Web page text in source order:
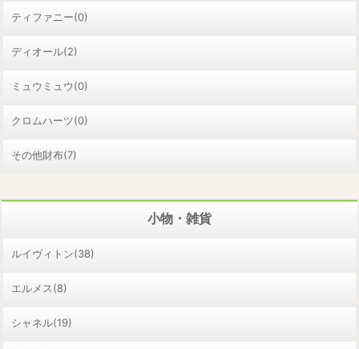
ティファニー(0)
ディオール(2)
ミュウミュウ(0)
クロムハーツ(0)
その他財布(7)
小物・雑貨
ルイヴィトン(38)
エルメス(8)
シャネル(19)